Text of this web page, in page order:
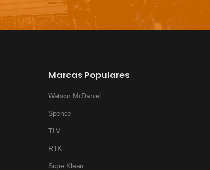
Marcas Populares
Watson McDaniel
Spence
TLV
RTK
SuperKlean